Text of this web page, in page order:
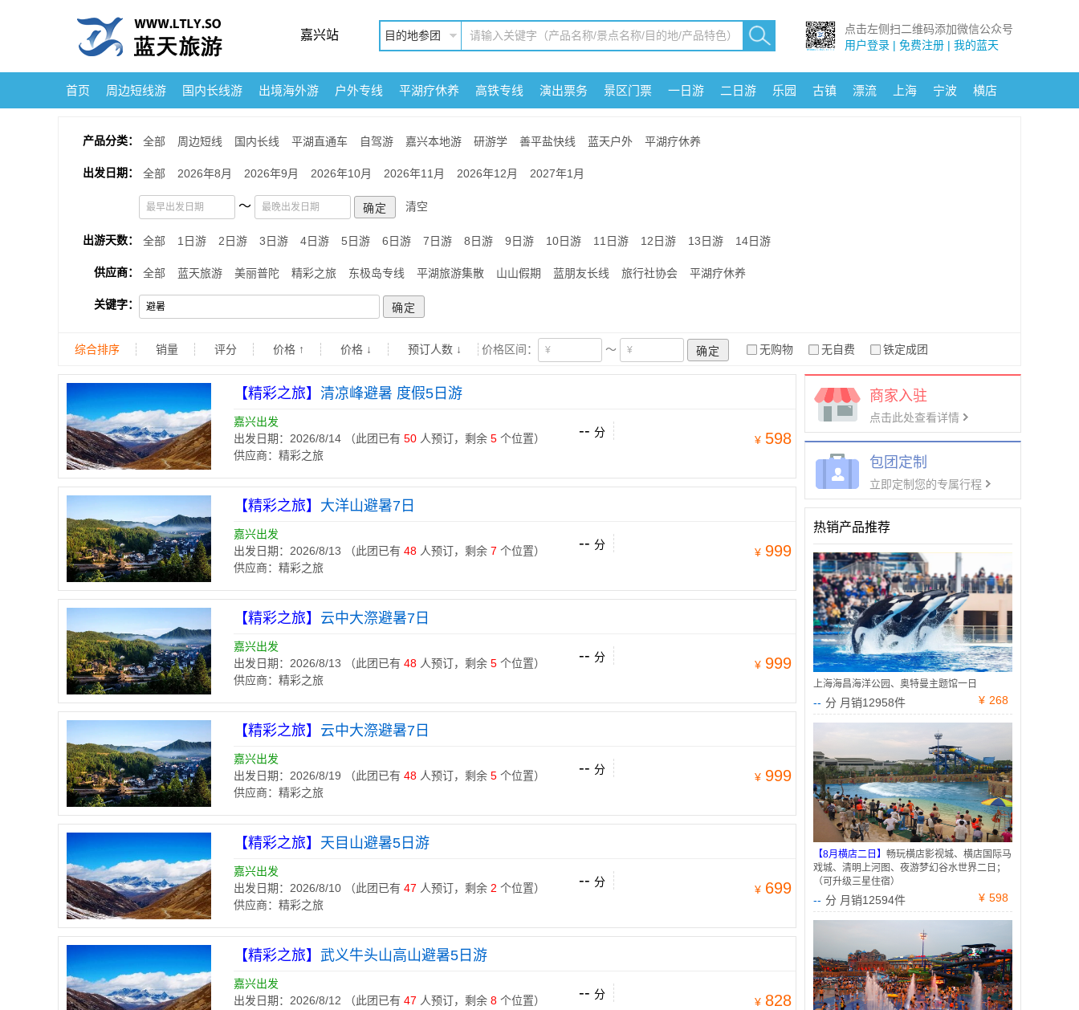
嘉兴站 目的地参团
点击左侧扫二维码添加微信公众号
用户登录 | 免费注册 | 我的蓝天
首页 周边短线游 国内长线游 出境海外游 户外专线 平湖疗休养 高铁专线 演出票务 景区门票 一日游 二日游 乐园 古镇 漂流 上海 宁波 横店
产品分类： 全部 周边短线 国内长线 平湖直通车 自驾游 嘉兴本地游 研游学 善平盐快线 蓝天户外 平湖疗休养
出发日期： 全部 2026年8月 2026年9月 2026年10月 2026年11月 2026年12月 2027年1月
～ 清空
出游天数： 全部 1日游 2日游 3日游 4日游 5日游 6日游 7日游 8日游 9日游 10日游 11日游 12日游 13日游 14日游
供应商： 全部 蓝天旅游 美丽普陀 精彩之旅 东极岛专线 平湖旅游集散 山山假期 蓝朋友长线 旅行社协会 平湖疗休养
关键字：
综合排序 销量 评分 价格 ↑ 价格 ↓ 预订人数 ↓ 价格区间： ～ 无购物 无自费 铁定成团
【精彩之旅】 清凉峰避暑 度假5日游
嘉兴出发
出发日期：2026/8/14 （此团已有 50 人预订，剩余 5 个位置）
供应商：精彩之旅
-- 分
¥ 598
【精彩之旅】 大洋山避暑7日
嘉兴出发
出发日期：2026/8/13 （此团已有 48 人预订，剩余 7 个位置）
供应商：精彩之旅
-- 分
¥ 999
【精彩之旅】 云中大漈避暑7日
嘉兴出发
出发日期：2026/8/13 （此团已有 48 人预订，剩余 5 个位置）
供应商：精彩之旅
-- 分
¥ 999
【精彩之旅】 云中大漈避暑7日
嘉兴出发
出发日期：2026/8/19 （此团已有 48 人预订，剩余 5 个位置）
供应商：精彩之旅
-- 分
¥ 999
【精彩之旅】 天目山避暑5日游
嘉兴出发
出发日期：2026/8/10 （此团已有 47 人预订，剩余 2 个位置）
供应商：精彩之旅
-- 分
¥ 699
【精彩之旅】 武义牛头山高山避暑5日游
嘉兴出发
出发日期：2026/8/12 （此团已有 47 人预订，剩余 8 个位置）
-- 分
¥ 828
商家入驻
点击此处查看详情
包团定制
立即定制您的专属行程
热销产品推荐
上海海昌海洋公园、奥特曼主题馆一日
-- 分 月销12958件 ¥ 268
【8月横店二日】 畅玩横店影视城、横店国际马
戏城、清明上河图、夜游梦幻谷水世界二日；
（可升级三星住宿）
-- 分 月销12594件 ¥ 598